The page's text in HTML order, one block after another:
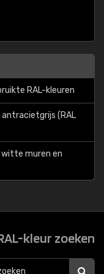
RAL-kleuren
antracietgrijs (RAL
witte muren en
kleur zoeken